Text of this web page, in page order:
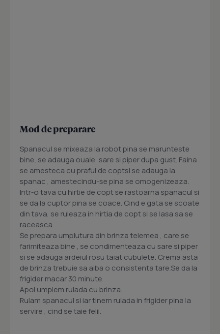
Mod de preparare
Spanacul se mixeaza la robot pina se marunteste
bine, se adauga ouale, sare si piper dupa gust. Faina
se amesteca cu praful de coptsi se adauga la
spanac , amestecindu-se pina se omogenizeaza.
Intr-o tava cu hirtie de copt se rastoarna spanacul si
se da la cuptor pina se coace. Cind e gata se scoate
din tava, se ruleaza in hirtia de copt si se lasa sa se
raceasca.
Se prepara umplutura din brinza telemea , care se
farimiteaza bine , se condimenteaza cu sare si piper
si se adauga ardeiul rosu taiat cubulete. Crema asta
de brinza trebuie sa aiba o consistenta tare.Se da la
frigider macar 30 minute.
Apoi umplem rulada cu brinza.
Rulam spanacul si iar tinem rulada in frigider pina la
servire , cind se taie felii.